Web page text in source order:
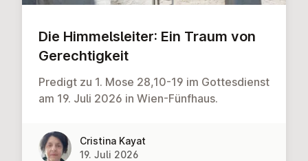
Die Him­mels­lei­ter: Ein Traum von
Ge­rech­tig­keit
Predigt zu 1. Mose 28,10-19 im Gottesdienst
am 19. Juli 2026 in Wien-Fünfhaus.
Cristina Kayat
19. Juli 2026